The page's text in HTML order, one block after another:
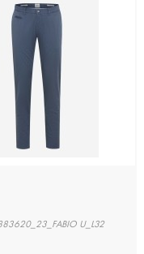
U_L32